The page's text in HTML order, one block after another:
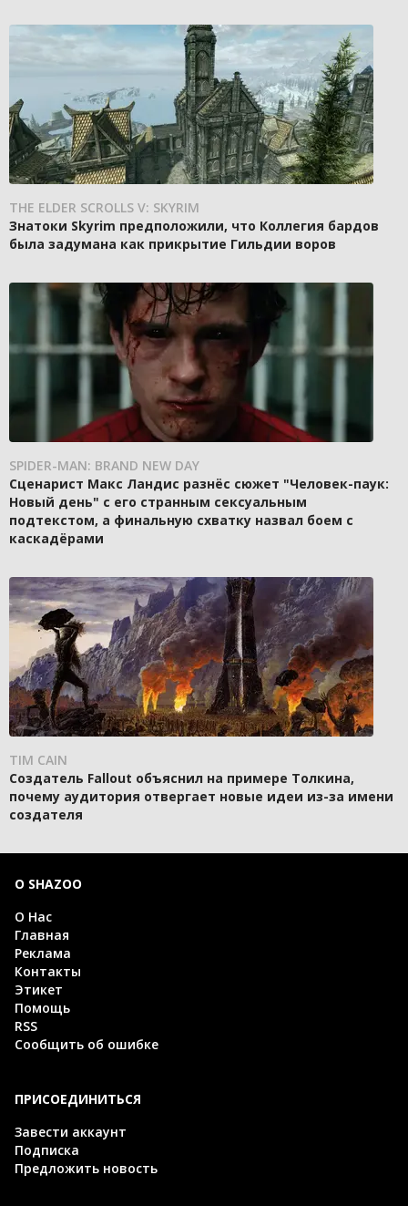
THE ELDER SCROLLS V: SKYRIM
Знатоки Skyrim предположили, что Коллегия бардов
была задумана как прикрытие Гильдии воров
SPIDER-MAN: BRAND NEW DAY
Сценарист Макс Ландис разнёс сюжет "Человек-паук:
Новый день" с его странным сексуальным
подтекстом, а финальную схватку назвал боем с
каскадёрами
TIM CAIN
Создатель Fallout объяснил на примере Толкина,
почему аудитория отвергает новые идеи из-за имени
создателя
О SHAZOO
О Нас
Главная
Реклама
Контакты
Этикет
Помощь
RSS
Сообщить об ошибке
ПРИСОЕДИНИТЬСЯ
Завести аккаунт
Подписка
Предложить новость